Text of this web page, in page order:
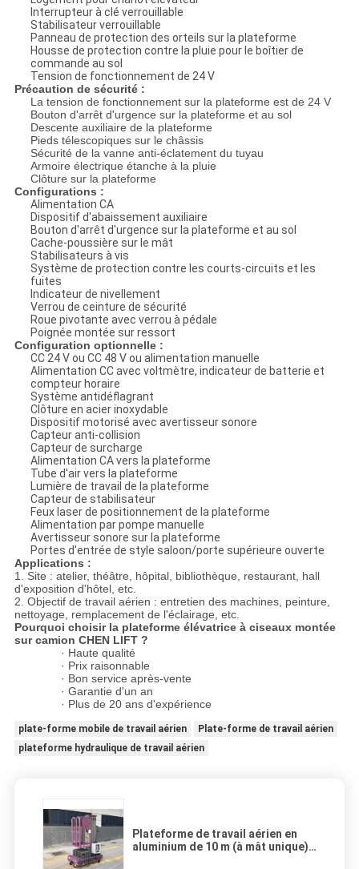
Interrupteur à clé verrouillable
Stabilisateur verrouillable
Panneau de protection des orteils sur la plateforme
Housse de protection contre la pluie pour le boîtier de
commande au sol
Tension de fonctionnement de 24 V
Précaution de sécurité :
La tension de fonctionnement sur la plateforme est de 24 V
Bouton d'arrêt d'urgence sur la plateforme et au sol
Descente auxiliaire de la plateforme
Pieds télescopiques sur le châssis
Sécurité de la vanne anti-éclatement du tuyau
Armoire électrique étanche à la pluie
Clôture sur la plateforme
Configurations :
Alimentation CA
Dispositif d'abaissement auxiliaire
Bouton d'arrêt d'urgence sur la plateforme et au sol
Cache-poussière sur le mât
Stabilisateurs à vis
Système de protection contre les courts-circuits et les
fuites
Indicateur de nivellement
Verrou de ceinture de sécurité
Roue pivotante avec verrou à pédale
Poignée montée sur ressort
Configuration optionnelle :
CC 24 V ou CC 48 V ou alimentation manuelle
Alimentation CC avec voltmètre, indicateur de batterie et
compteur horaire
Système antidéflagrant
Clôture en acier inoxydable
Dispositif motorisé avec avertisseur sonore
Capteur anti-collision
Capteur de surcharge
Alimentation CA vers la plateforme
Tube d'air vers la plateforme
Lumière de travail de la plateforme
Capteur de stabilisateur
Feux laser de positionnement de la plateforme
Alimentation par pompe manuelle
Avertisseur sonore sur la plateforme
Portes d'entrée de style saloon/porte supérieure ouverte
Applications :
1. Site : atelier, théâtre, hôpital, bibliothèque, restaurant, hall
d'exposition d'hôtel, etc.
2. Objectif de travail aérien : entretien des machines, peinture,
nettoyage, remplacement de l'éclairage, etc.
Pourquoi choisir la plateforme élévatrice à ciseaux montée
sur camion CHEN LIFT ?
· Haute qualité
· Prix raisonnable
· Bon service après-vente
· Garantie d'un an
· Plus de 20 ans d'expérience
plate-forme mobile de travail aérien
Plate-forme de travail aérien
plateforme hydraulique de travail aérien
Plateforme de travail aérien en
aluminium de 10 m (à mât unique)